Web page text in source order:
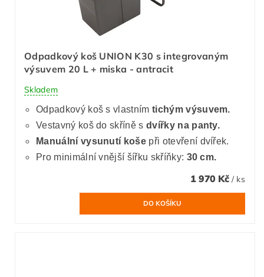
Odpadkový koš UNION K30 s integrovaným
výsuvem 20 L + miska - antracit
Skladem
Odpadkový koš s vlastním tichým výsuvem.
Vestavný koš do skříně s dvířky na panty.
Manuální vysunutí koše při otevření dvířek.
Pro minimální vnější šířku skříňky: 30 cm.
1 970 Kč / ks